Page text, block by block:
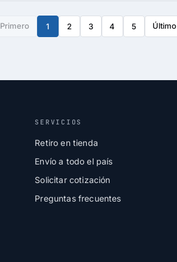
Primero 1 2 3 4 5 Último
SERVICIOS
Retiro en tienda
Envío a todo el país
Solicitar cotización
Preguntas frecuentes